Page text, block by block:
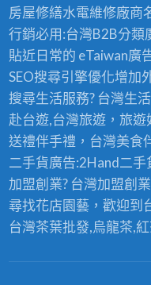
房屋修繕水電維修廠商
行銷必用:台灣B2B分類
貼近日常的 eTaiwan廣
SEO搜尋引擎優化增加
搜尋生活服務? 台灣生
赴台遊,台灣旅遊，旅遊
送禮伴手禮，台灣美食
二手貨廣告:2Hand二手
加盟創業? 台灣加盟創業
尋找花店園藝，歡迎到
台灣茶葉批發,烏龍茶,